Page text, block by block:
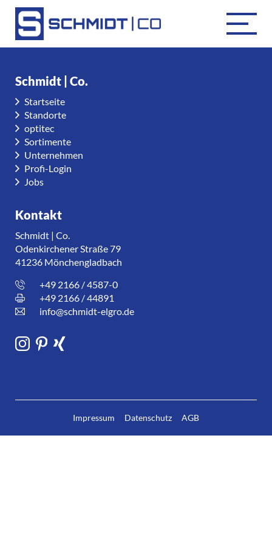
Schmidt | Co.
Startseite
Standorte
optitec
Sortimente
Unternehmen
Profi-Login
Jobs
Kontakt
Schmidt | Co.
Odenkirchener Straße 79
41236 Mönchengladbach
+49 2166 / 4587-0
+49 2166 / 44891
info@schmidt-elgro.de
Impressum Datenschutz AGB